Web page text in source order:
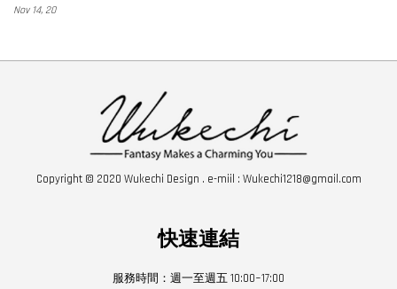
Nov 14, 20
Copyright © 2020 Wukechi Design . e-miil : Wukechi1218@gmail.com
快速連結
服務時間：週一至週五 10:00~17:00